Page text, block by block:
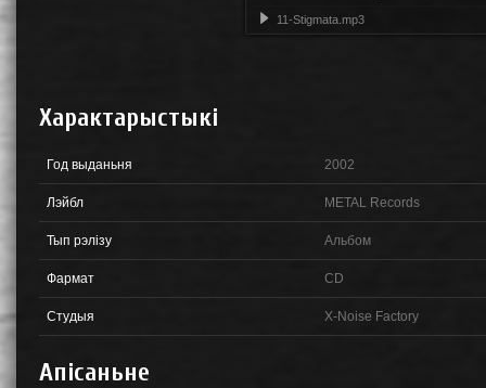
11-Stigmata.mp3
Характарыстыкі
Год выданьня 2002
Лэйбл METAL Records
Тып рэлізу Альбом
Фармат CD
Студыя X-Noise Factory
Апісаньне